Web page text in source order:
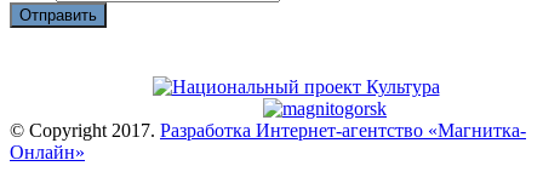
Отправить
© Copyright 2017. Разработка Интернет-агентство «Магнитка-
Онлайн»